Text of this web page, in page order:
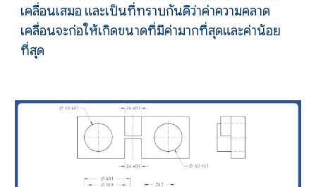
เคลื่อนเสมอ และเป็นที่ทราบกันดีว่าค่าความคลาด
เคลื่อนจะก่อให้เกิดขนาดที่มีค่ามากที่สุดและค่าน้อย
ที่สุด